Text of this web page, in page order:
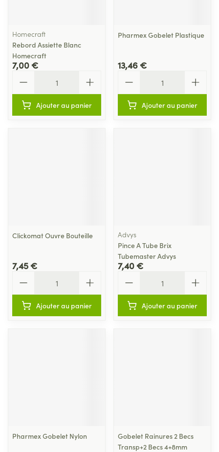
Homecraft
Rebord Assiette Blanc
Homecraft
7,00 €
Ajouter au panier
Pharmex Gobelet Plastique
13,46 €
Ajouter au panier
Clickomat Ouvre Bouteille
7,45 €
Ajouter au panier
Advys
Pince A Tube Brix
Tubemaster Advys
7,40 €
Ajouter au panier
Pharmex Gobelet Nylon
Gobelet Rainures 2 Becs
Transp+2 Becs 4+8mm